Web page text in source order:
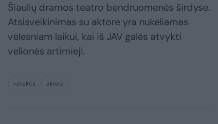
Šiaulių dramos teatro bendruomenės širdyse.
Atsisveikinimas su aktore yra nukeliamas
vėlesniam laikui, kai iš JAV galės atvykti
velionės artimieji.
netektis aktorė